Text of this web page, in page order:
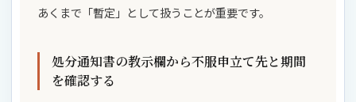
あくまで「暫定」として扱うことが重要です。
処分通知書の教示欄から不服申立て先と期間
を確認する